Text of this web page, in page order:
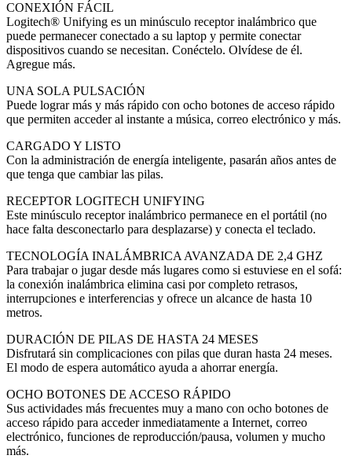
CONEXIÓN FÁCIL
Logitech® Unifying es un minúsculo receptor inalámbrico que
puede permanecer conectado a su laptop y permite conectar
dispositivos cuando se necesitan. Conéctelo. Olvídese de él.
Agregue más.
UNA SOLA PULSACIÓN
Puede lograr más y más rápido con ocho botones de acceso rápido
que permiten acceder al instante a música, correo electrónico y más.
CARGADO Y LISTO
Con la administración de energía inteligente, pasarán años antes de
que tenga que cambiar las pilas.
RECEPTOR LOGITECH UNIFYING
Este minúsculo receptor inalámbrico permanece en el portátil (no
hace falta desconectarlo para desplazarse) y conecta el teclado.
TECNOLOGÍA INALÁMBRICA AVANZADA DE 2,4 GHZ
Para trabajar o jugar desde más lugares como si estuviese en el sofá:
la conexión inalámbrica elimina casi por completo retrasos,
interrupciones e interferencias y ofrece un alcance de hasta 10
metros.
DURACIÓN DE PILAS DE HASTA 24 MESES
Disfrutará sin complicaciones con pilas que duran hasta 24 meses.
El modo de espera automático ayuda a ahorrar energía.
OCHO BOTONES DE ACCESO RÁPIDO
Sus actividades más frecuentes muy a mano con ocho botones de
acceso rápido para acceder inmediatamente a Internet, correo
electrónico, funciones de reproducción/pausa, volumen y mucho
más.